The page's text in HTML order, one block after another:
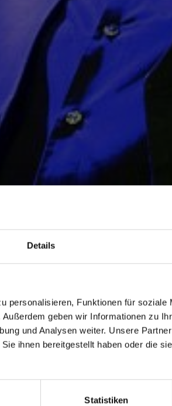
Details
personalisieren, Funktionen für soziale
geben wir Informationen zu
und Analysen weiter. Unsere
ihnen bereitgestellt haben oder die
Statistiken